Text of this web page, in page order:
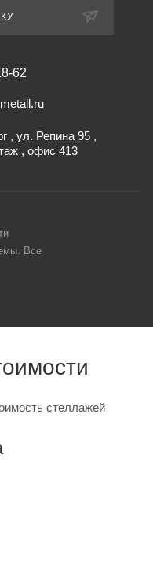
62
, ул. Репина 95 ,
, офис 413
Все
стеллажей